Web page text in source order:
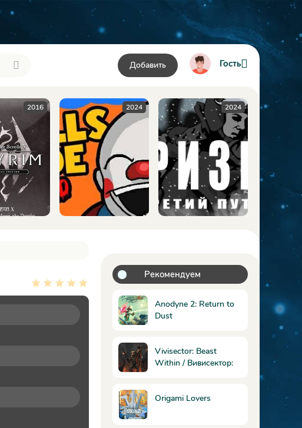
Добавить Гость
2024 2024 2009
Рекомендуем
Anodyne 2: Return to
Dust
Vivisector: Beast
Within / Вивисектор:
Origami Lovers